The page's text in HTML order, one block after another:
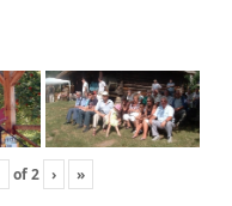
of2 › »